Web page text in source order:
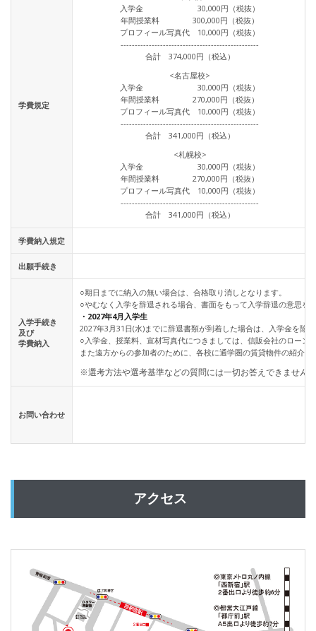
学費規定
入学金 30,000円（税抜）
年間授業料 300,000円（税抜）
プロフィール写真代 10,000円（税抜）
-------------------------------------------------
合計 374,000円（税込）
<名古屋校>
入学金 30,000円（税抜）
年間授業料 270,000円（税抜）
プロフィール写真代 10,000円（税抜）
-------------------------------------------------
合計 341,000円（税込）
<札幌校>
入学金 30,000円（税抜）
年間授業料 270,000円（税抜）
プロフィール写真代 10,000円（税抜）
-------------------------------------------------
合計 341,000円（税込）
学費納入規定
出願手続き
入学手続き
及び
学費納入
○期日までに納入の無い場合は、合格取り消しとなります。
○やむなく入学を辞退される場合、書面をもって入学辞退の意思を
・2027年4月入学生
2027年3月31日(水)までに辞退書類が到着した場合は、入学金を除
○入学金、授業料、宣材写真代につきましては、信販会社のロー
また遠方からの参加者のために、各校に通学圏の賃貸物件の紹介
※選考方法や選考基準などの質問には一切お答えできません
お問い合わせ
アクセス